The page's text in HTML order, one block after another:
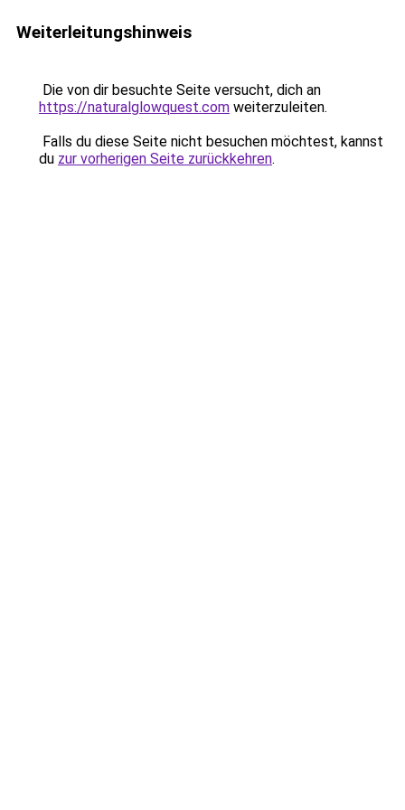
Weiterleitungshinweis
Die von dir besuchte Seite versucht, dich an
https://naturalglowquest.com weiterzuleiten.
Falls du diese Seite nicht besuchen möchtest, kannst
du zur vorherigen Seite zurückkehren.